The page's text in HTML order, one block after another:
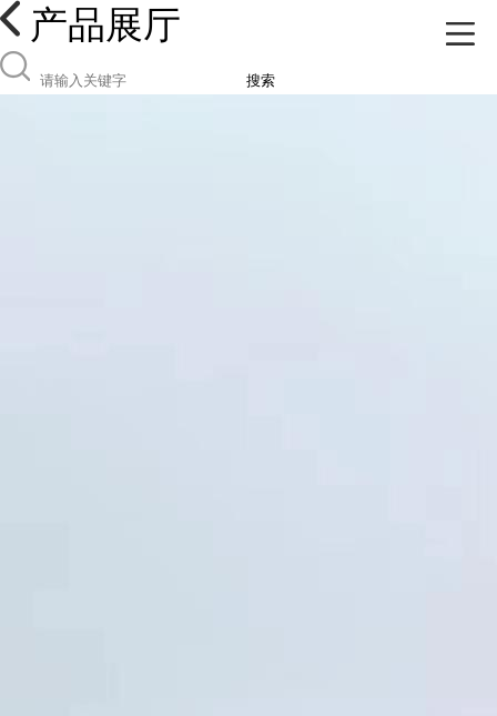
产品展厅
搜索